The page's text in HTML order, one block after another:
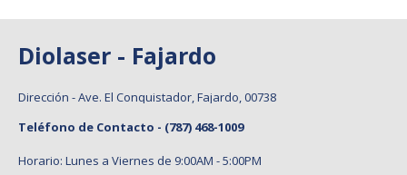
Diolaser - Fajardo
Dirección - Ave. El Conquistador, Fajardo, 00738
Teléfono de Contacto - (787) 468-1009
Horario: Lunes a Viernes de 9:00AM - 5:00PM